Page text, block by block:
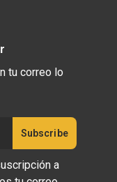
tu correo lo
a